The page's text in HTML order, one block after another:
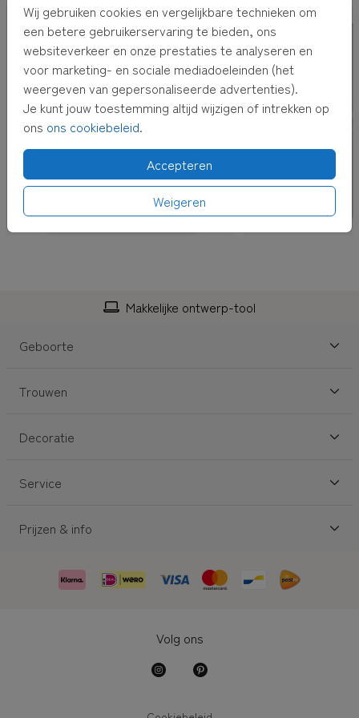
Wij gebruiken cookies en vergelijkbare technieken om
een betere gebruikerservaring te bieden, ons
websiteverkeer en onze prestaties te analyseren en
voor marketing- en sociale mediadoeleinden (het
weergeven van gepersonaliseerde advertenties).
Je kunt jouw toestemming altijd wijzigen of intrekken op
ons ons cookiebeleid.
Accepteren
Weigeren
Klaar? Klik dan opvoorbeeld bekijkenen reken de kaart
af.
Je kunt kiezen voor rechtstreeks verzendenofpakket
ontvangen. Bijpakket ontvangenkrijg je de kaarten thuis.
Kies je voorrechtstreeks verzenden, dan versturen wij de
kaarten voor je inclusief envelop en postzegel! De
adressen kun je bij het afrekenen invullen.
TIP:Adressen altijd bij de hand hebben? Verzamel dan
eigen adresboek
Makkelijke ontwerp-tool
Geboorte
Trouwen
Decoratie
Service
Prijzen & info
Volg ons